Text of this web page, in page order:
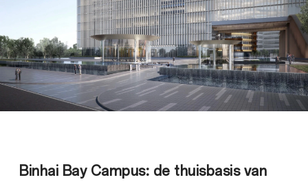
Binhai Bay Campus: de thuisbasis van